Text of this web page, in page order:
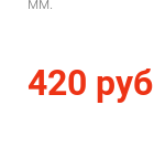
420 руб